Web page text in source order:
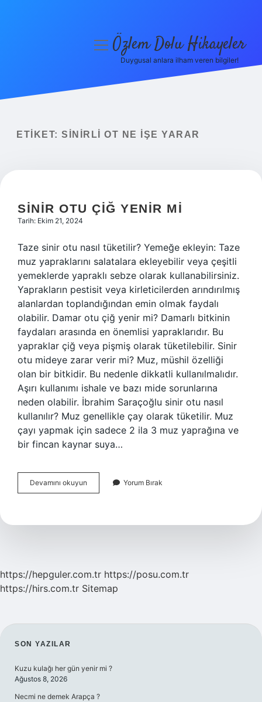
Yasal Uyarı
menüyüÖzlem Dolu Hikayeler
Duygusal anlara ilham veren bilgiler!
ETIKET: SINIRLI OT NE IŞE YARAR
SINIR OTU ÇIĞ YENIR MI
Tarih: Ekim 21, 2024
Taze sinir otu nasıl tüketilir? Yemeğe ekleyin: Taze
muz yapraklarını salatalara ekleyebilir veya çeşitli
yemeklerde yapraklı sebze olarak kullanabilirsiniz.
Yaprakların pestisit veya kirleticilerden arındırılmış
alanlardan toplandığından emin olmak faydalı
olabilir. Damar otu çiğ yenir mi? Damarlı bitkinin
faydaları arasında en önemlisi yapraklarıdır. Bu
yapraklar çiğ veya pişmiş olarak tüketilebilir. Sinir
otu mideye zarar verir mi? Muz, müshil özelliği
olan bir bitkidir. Bu nedenle dikkatli kullanılmalıdır.
Aşırı kullanımı ishale ve bazı mide sorunlarına
neden olabilir. İbrahim Saraçoğlu sinir otu nasıl
kullanılır? Muz genellikle çay olarak tüketilir. Muz
çayı yapmak için sadece 2 ila 3 muz yaprağına ve
bir fincan kaynar suya…
Devamını okuyun
Otu
Mi
Yorum Bırak
https://hepguler.com.tr https://posu.com.tr
https://hirs.com.tr Sitemap
SIDEBAR
SON YAZILAR
Kuzu kulağı her gün yenir mi ?
Ağustos 8, 2026
Necmi ne demek Arapça ?